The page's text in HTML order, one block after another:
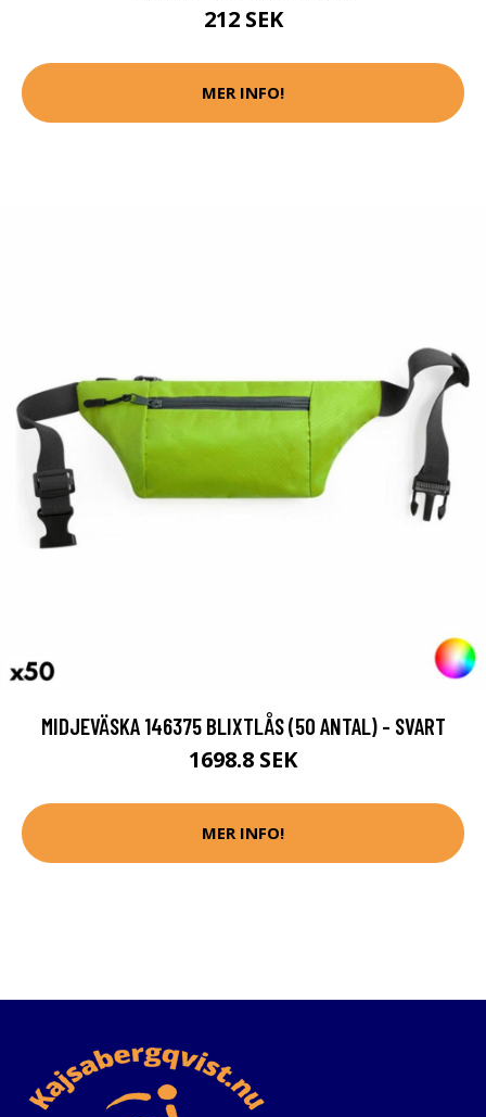
212 SEK
MER INFO!
MIDJEVÄSKA 146375 BLIXTLÅS (50 ANTAL) - SVART
1698.8 SEK
MER INFO!